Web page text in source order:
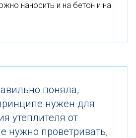
наносить и на бетон и на
поняла,
нужен для
утеплителя от
нужно проветривать,